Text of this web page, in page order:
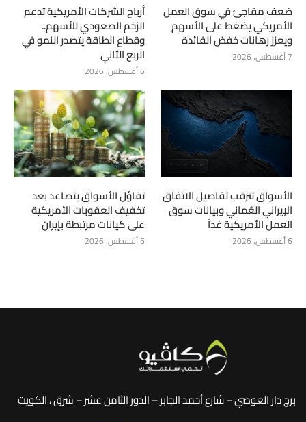
ضعف مفاجئ في سوق العمل
الأمريكي يضغط على الأسهم
ويعزز رهانات خفض الفائدة
7 أغسطس، 2026
أرباح الشركات الأمريكية تدعم
الزخم الصعودي للأسهم..
وقطاع الطاقة يتصدر النمو في
الربع الثاني
6 أغسطس، 2026
الأسواق تترقب تفاصيل الاتفاق
الإيراني العُماني وبيانات سوق
العمل الأمريكية غداً
6 أغسطس، 2026
تفاؤل الأسواق يتصاعد بعد
تخفيف العقوبات الأمريكية
على كيانات مرتبطة بإيران
5 أغسطس، 2026
برج دار العوضي – شارع أحمد الجابر – الدور الثامن عشر – شرق ، الكويت